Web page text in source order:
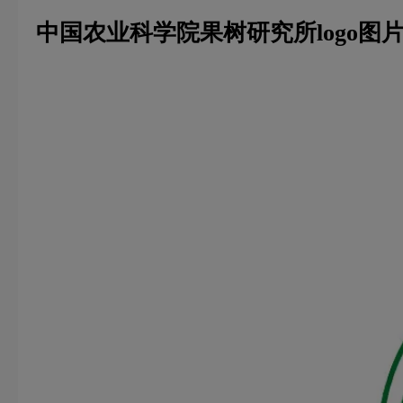
中国农业科学院果树研究所logo图